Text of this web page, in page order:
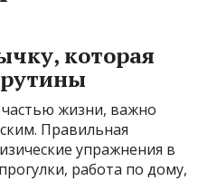
которая
жизни, важно
Правильная
упражнения в
работа по дому,